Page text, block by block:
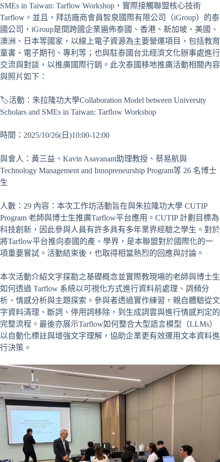
SMEs in Taiwan: Tarflow Workshop，實際接觸聯盟核心技術
Tarflow。並且，拜訪廠商會員智泉國際有限公司（iGroup）的泰
國公司，iGroup是間跨國企業遍佈泰國、香港、新加坡、美國、
澳洲、日本等國家，以線上電子資源為主要營運項目，包括教育
童書、電子期刊、專利等；也與駐泰國台北經濟文化辦事處進行
交流與對談，以推廣國際行銷。此次泰國移地推廣活動相關內容
與照片如下：
🏷️活動：朱拉隆功大學Collaboration Model between University
Scholars and SMEs in Taiwan: Tarflow Workshop
時間：2025/10/26(日)10:00-12:00
與會人：黃三益、Kavin Asavanant助理教授、蔡易航與
Technology Management and Innopreneurship Program等 26 名博士
生
人數：29 內容：本次工作坊活動旨在與朱拉隆功大學 CUTIP
Program 老師與博士生推廣Tarflow平台應用。CUTIP 計劃目標為
科技創新，因此參與人員有許多具有多年業界經驗之學生。對於
將Tarflow平台推向泰國的產、學界，是本聯盟對於國際化的一
項重要嘗試。活動結束後，也取得相當熱烈的回應與討論。
本次活動介紹文字探勘之基礎概念並實際教現場的老師與博士生
如何透過 Tarflow 系統以可視化方式進行資料前處理、詞頻分
析、情感分析與主題探索。參與者透過實作練習，親自體驗從文
字資料清理、斷詞、停用詞移除，到生成詞雲與進行情感判定的
完整流程。最後亦展示Tarflow如何整合大型語言模型（LLMs）
以自動化標註與增強文字理解，協助企業更有效運用文本資料進
行決策。